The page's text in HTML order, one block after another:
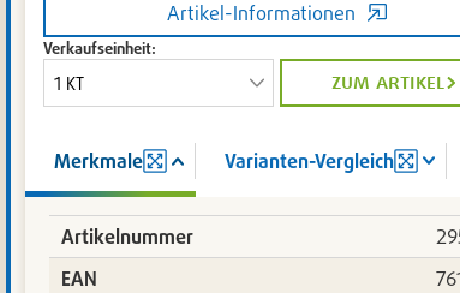
Artikel-Informationen
Verkaufseinheit:
zum artikel
Merkmale Varianten-Vergleich
Artikelnummer
EAN